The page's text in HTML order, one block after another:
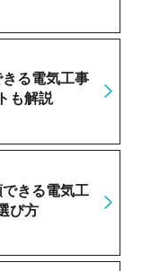
る電気工事
も解説
きる電気工
び方